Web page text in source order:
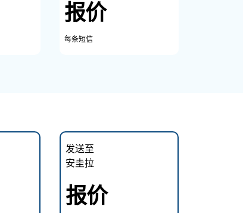
报价
每条短信
发送至
安圭拉
报价